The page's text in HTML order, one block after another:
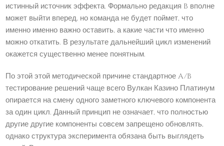
истинный источник эффекта. Формально редакция B вполне
может выйти вперед, но команда не будет поймет, что
именно именно важно оставить, а какие части что именно
можно откатить. В результате дальнейший цикл изменений
окажется существенно менее понятным.
По этой этой методической причине стандартное A/B
тестирование решений чаще всего Вулкан Казино Платинум
опирается на смену одного заметного ключевого компонента
за один цикл. Данный принцип не означает, что полностью
другие другие компоненты совсем запрещено обновлять,
однако структура эксперимента обязана быть выглядеть